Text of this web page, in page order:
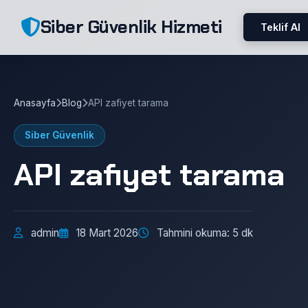
Siber Güvenlik Hizmeti Teklif Al
Anasayfa Blog API zafiyet tarama
Siber Güvenlik
API zafiyet tarama
admin 18 Mart 2026 Tahmini okuma: 5 dk